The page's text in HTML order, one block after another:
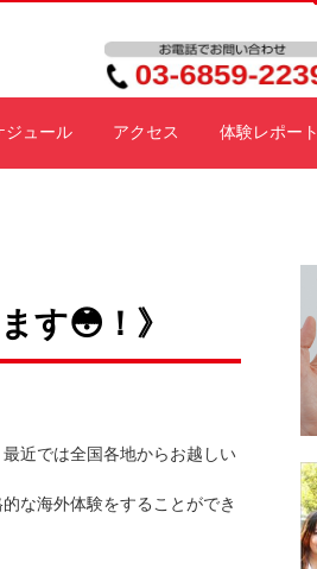
ジュール アクセス 体験レポート
す😳！》
近では全国各地からお越しい
な海外体験をすることができ